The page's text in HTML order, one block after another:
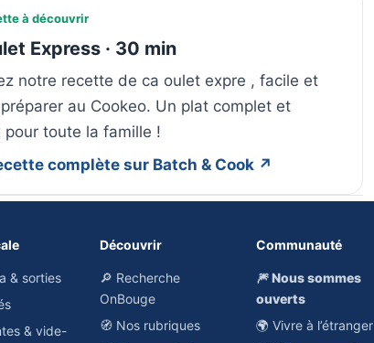
à découvrir
Express · 30 min
notre recette de ca oulet expre , facile et
au Cookeo. Un plat complet et
pour toute la famille !
complète sur Batch & Cook ↗
& sorties
& vide-
Découvrir
🔎 Recherche
OnBouge
🧭 Nos rubriques
Communauté
🎆 Nous sommes
ouverts
🌍 Vivre à l’étranger